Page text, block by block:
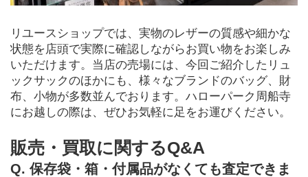
リユースショップでは、実物のレザーの質感や細かな
状態を店頭で実際に確認しながらお買い物をお楽しみ
いただけます。当店の売場には、今回ご紹介したリュ
ックサックのほかにも、様々なブランドのバッグ、財
布、小物が多数並んでおります。ハローパーク周船寺
にお越しの際は、ぜひお気軽に足をお運びください。
販売・買取に関するQ&A
Q. 保存袋・箱・付属品がなくても査定できま